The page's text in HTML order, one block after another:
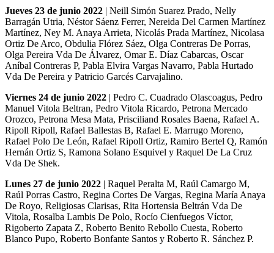
Jueves 23 de junio 2022 | Neill Simón Suarez Prado, Nelly
Barragán Utria, Néstor Sáenz Ferrer, Nereida Del Carmen Martínez
Martínez, Ney M. Anaya Arrieta, Nicolás Prada Martínez, Nicolasa
Ortiz De Arco, Obdulia Flórez Sáez, Olga Contreras De Porras,
Olga Pereira Vda De Álvarez, Omar E. Díaz Cabarcas, Oscar
Aníbal Contreras P, Pabla Elvira Vargas Navarro, Pabla Hurtado
Vda De Pereira y Patricio Garcés Carvajalino.
Viernes 24 de junio 2022 | Pedro C. Cuadrado Olascoagus, Pedro
Manuel Vitola Beltran, Pedro Vitola Ricardo, Petrona Mercado
Orozco, Petrona Mesa Mata, Prisciliand Rosales Baena, Rafael A.
Ripoll Ripoll, Rafael Ballestas B, Rafael E. Marrugo Moreno,
Rafael Polo De León, Rafael Ripoll Ortiz, Ramiro Bertel Q, Ramón
Hernán Ortiz S, Ramona Solano Esquivel y Raquel De La Cruz
Vda De Shek.
Lunes 27 de junio 2022 | Raquel Peralta M, Raúl Camargo M,
Raúl Porras Castro, Regina Cortes De Vargas, Regina María Anaya
De Royo, Religiosas Clarisas, Rita Hortensia Beltrán Vda De
Vitola, Rosalba Lambis De Polo, Rocío Cienfuegos Víctor,
Rigoberto Zapata Z, Roberto Benito Rebollo Cuesta, Roberto
Blanco Pupo, Roberto Bonfante Santos y Roberto R. Sánchez P.